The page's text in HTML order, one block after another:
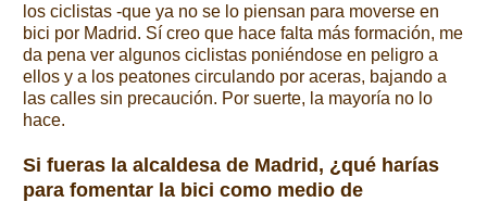
los ciclistas -que ya no se lo piensan para moverse en
bici por Madrid. Sí creo que hace falta más formación, me
da pena ver algunos ciclistas poniéndose en peligro a
ellos y a los peatones circulando por aceras, bajando a
las calles sin precaución. Por suerte, la mayoría no lo
hace.
Si fueras la alcaldesa de Madrid, ¿qué harías
para fomentar la bici como medio de